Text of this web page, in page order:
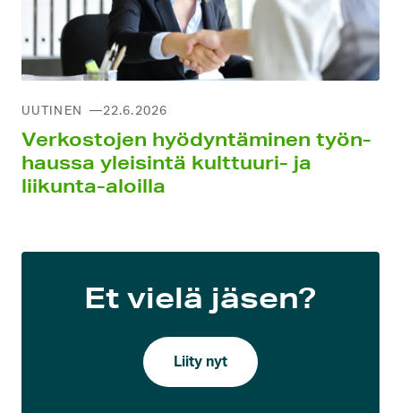
UUTINEN 22.6.2026
Verkostojen hyödyntä­minen työn­
haussa yleisintä kult­tuuri- ja
liikunta-aloilla
Et vielä jäsen?
Liity nyt